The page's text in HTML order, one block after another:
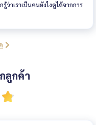
รู้ว่าเราเป็นคนยังไงดูได้จากการ
ลูกค้า